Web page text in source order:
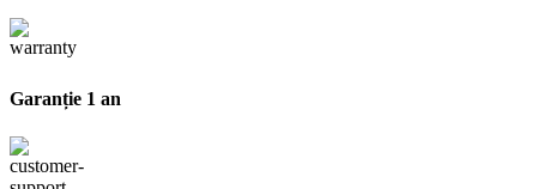
Garanție 1 an